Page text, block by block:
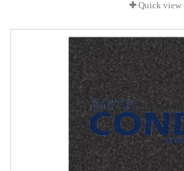
Quick view